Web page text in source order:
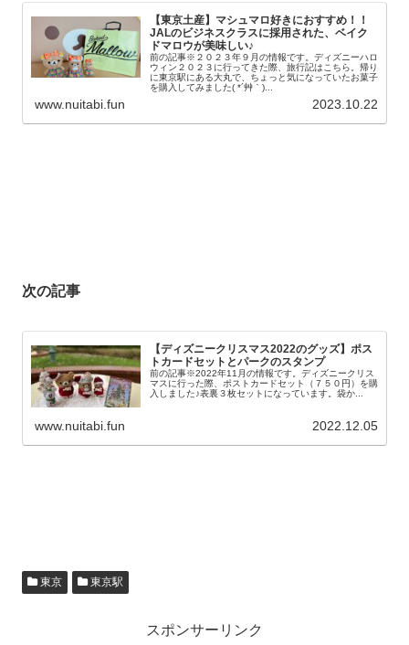
【東京土産】マシュマロ好きにおすすめ！！
JALのビジネスクラスに採用された、ベイク
ドマロウが美味しい♪
前の記事※２０２３年９月の情報です。ディズニーハロ
ウィン２０２３に行ってきた際、旅行記はこちら。帰り
に東京駅にある大丸で、ちょっと気になっていたお菓子
を購入してみました( *´艸｀)...
www.nuitabi.fun 2023.10.22
次の記事
【ディズニークリスマス2022のグッズ】ポス
トカードセットとパークのスタンプ
前の記事※2022年11月の情報です。ディズニークリス
マスに行った際、ポストカードセット（７５０円）を購
入しました♪表裏３枚セットになっています。袋か...
www.nuitabi.fun 2022.12.05
東京 東京駅
スポンサーリンク